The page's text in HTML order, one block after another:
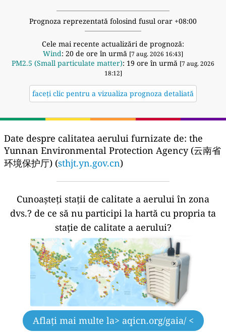
Prognoza reprezentată folosind fusul orar +08:00
Cele mai recente actualizări de prognoză:
Wind: 20 de ore în urmă [7 aug. 2026 16:43]
PM2.5 (Small particulate matter): 19 ore în urmă [7 aug. 2026
18:12]
faceți clic pentru a vizualiza prognoza detaliată
Date despre calitatea aerului furnizate de: the
Yunnan Environmental Protection Agency (云南省
环境保护厅) (sthjt.yn.gov.cn)
Cunoașteți stații de calitate a aerului în zona
dvs.? de ce să nu participi la hartă cu propria ta
stație de calitate a aerului?
Aflați mai multe la> aqicn.org/gaia/ <